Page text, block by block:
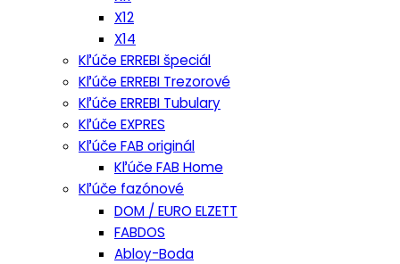
X12
X14
Kľúče ERREBI špeciál
Kľúče ERREBI Trezorové
Kľúče ERREBI Tubulary
Kľúče EXPRES
Kľúče FAB originál
Kľúče FAB Home
Kľúče fazónové
DOM / EURO ELZETT
FABDOS
Abloy-Boda